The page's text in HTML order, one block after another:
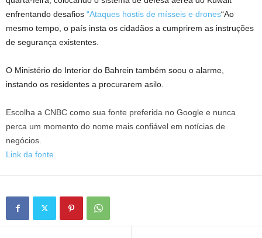
enfrentando desafios “Ataques hostis de mísseis e drones“Ao
mesmo tempo, o país insta os cidadãos a cumprirem as instruções
de segurança existentes.
O Ministério do Interior do Bahrein também soou o alarme,
instando os residentes a procurarem asilo.
Escolha a CNBC como sua fonte preferida no Google e nunca
perca um momento do nome mais confiável em notícias de
negócios.
Link da fonte